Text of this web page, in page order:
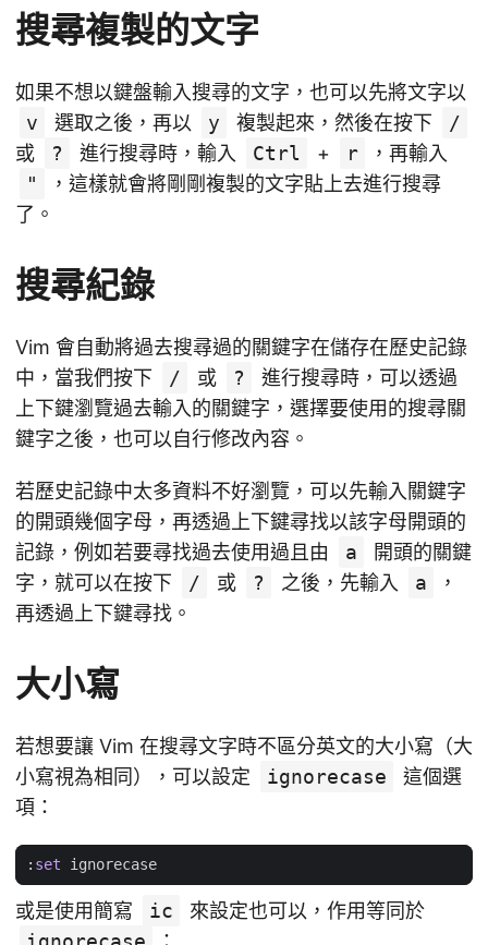
搜尋複製的文字
如果不想以鍵盤輸入搜尋的文字，也可以先將文字以
v
選取之後，再以 y 複製起來，然後在按下
/
或
? 進行搜尋時，輸入 Ctrl + r
，再輸入
"
，這樣就會將剛剛複製的文字貼上去進行搜尋
了。
搜尋紀錄
Vim 會自動將過去搜尋過的關鍵字在儲存在歷史記錄
中，當我們按下
/ 或 ?
進行搜尋時，可以透過
上下鍵瀏覽過去輸入的關鍵字，選擇要使用的搜尋關
鍵字之後，也可以自行修改內容。
若歷史記錄中太多資料不好瀏覽，可以先輸入關鍵字
的開頭幾個字母，再透過上下鍵尋找以該字母開頭的
記錄，例如若要尋找過去使用過且由
a
開頭的關鍵
字，就可以在按下
/ 或 ? 之後，先輸入 a
，
再透過上下鍵尋找。
大小寫
若想要讓 Vim 在搜尋文字時不區分英文的大小寫（大
小寫視為相同），可以設定
ignorecase
這個選
項：
: set ignorecase
或是使用簡寫 ic
來設定也可以，作用等同於